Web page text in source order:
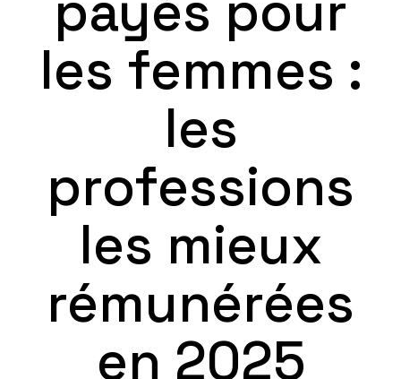
les femmes :
les
professions
les mieux
rémunérées
en 2025